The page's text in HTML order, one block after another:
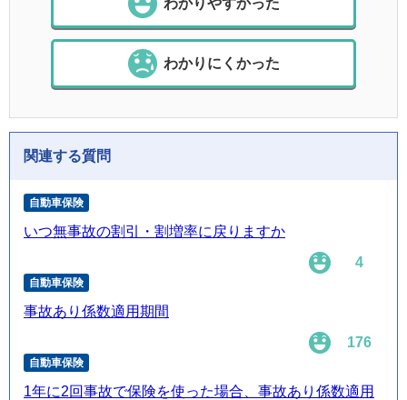
わかりやすかった
わかりにくかった
関連する質問
自動車保険
いつ無事故の割引・割増率に戻りますか
4
自動車保険
事故あり係数適用期間
176
自動車保険
1年に2回事故で保険を使った場合、事故あり係数適用